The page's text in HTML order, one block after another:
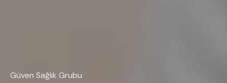
Güven Sağlık Grubu